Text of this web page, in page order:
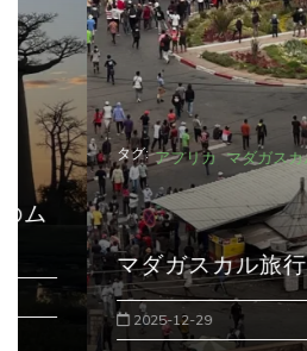
タグ: アフリカ マダガスカル 海外旅
マダガスカル旅行記①
2025-12-29